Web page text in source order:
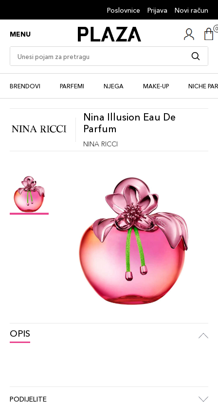
Poslovnice Prijava Novi račun
MENU
BRENDOVI PARFEMI NJEGA MAKE-UP NICHE
Nina Illusion Eau De
Parfum
NINA RICCI
OPIS
PODIJELITE